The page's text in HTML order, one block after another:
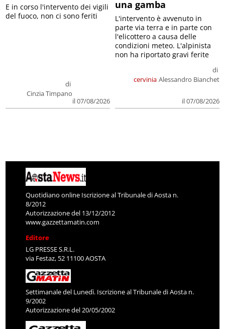
di
Cinzia Timpano
il 07/08/2026
E in corso l'intervento dei vigili
del fuoco, non ci sono feriti
una gamba
cervinia
di
Alessandro Bianchet
il 07/08/2026
L'intervento è avvenuto in
parte via terra e in parte con
l'elicottero a causa delle
condizioni meteo. L'alpinista
non ha riportato gravi ferite
Quotidiano online Iscrizione al Tribunale di Aosta n.
8/2012
Autorizzazione del 13/12/2012
www.gazzettamatin.com
Editore
LG PRESSE S.R.L.
via Festaz, 52 11100 AOSTA
Settimanale del Lunedì. Iscrizione al Tribunale di Aosta n.
9/2002
Autorizzazione del 20/05/2002